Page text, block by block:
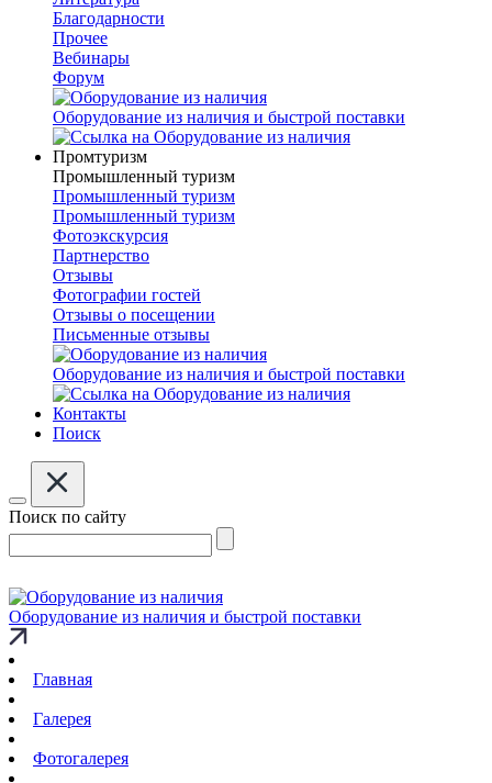
Благодарности
Прочее
Вебинары
Форум
Оборудование из наличия и быстрой поставки
Промтуризм
Промышленный туризм
Промышленный туризм
Промышленный туризм
Фотоэкскурсия
Партнерство
Отзывы
Фотографии гостей
Отзывы о посещении
Письменные отзывы
Оборудование из наличия и быстрой поставки
Контакты
Поиск
Поиск по сайту
Оборудование из наличия и быстрой поставки
Главная
Галерея
Фотогалерея